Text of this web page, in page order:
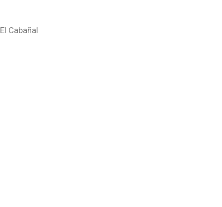
Cabañal